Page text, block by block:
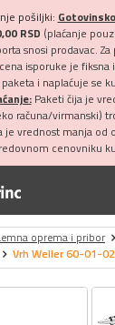
pošiljki:
RSD (plaćanje
snosi prodavac.
isporuke je fiksna
i naplaćuje se
Paketi čija je
računa/virmanski)
je vrednost manja od
cenovniku
oprema i pribor
Vrh Weller 60-01-